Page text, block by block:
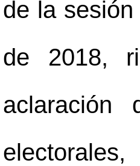
de la
de 2018,
aclaración